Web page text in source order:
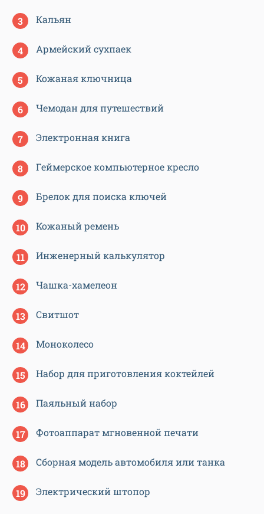
Кальян
Армейский сухпаек
Кожаная ключница
Чемодан для путешествий
Электронная книга
Геймерское компьютерное кресло
Брелок для поиска ключей
Кожаный ремень
Инженерный калькулятор
Чашка-хамелеон
Свитшот
Моноколесо
Набор для приготовления коктейлей
Паяльный набор
Фотоаппарат мгновенной печати
Сборная модель автомобиля или танка
Электрический штопор